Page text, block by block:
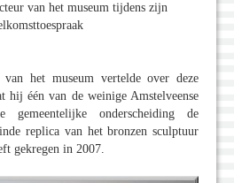
van het museum tijdens zijn
van het museum vertelde over deze
hij één van de weinige Amstelveense
onderscheiding de
replica van het bronzen sculptuur
gekregen in 2007.